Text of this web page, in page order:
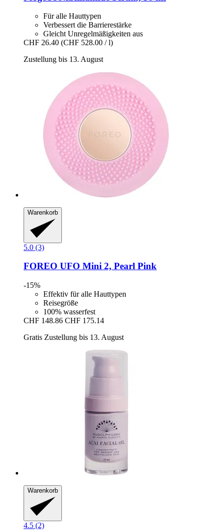
Für alle Hauttypen
Verbessert die Barrierestärke
Gleicht Unregelmäßigkeiten aus
CHF 26.40 (CHF 528.00 / l)
Zustellung bis 13. August
Warenkorb
5.0 (3)
FOREO UFO Mini 2, Pearl Pink
-15%
Effektiv für alle Hauttypen
Reisegröße
100% wasserfest
CHF 148.86 CHF 175.14
Gratis Zustellung bis 13. August
Warenkorb
4.5 (2)